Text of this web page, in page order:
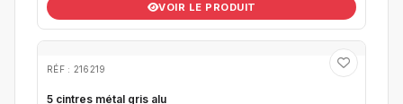
VOIR LE PRODUIT
RÉF : 216219
5 cintres métal gris alu